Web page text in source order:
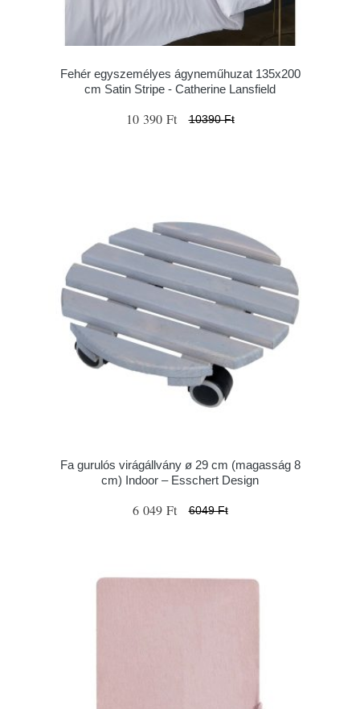
Fehér egyszemélyes ágyneműhuzat 135x200
cm Satin Stripe - Catherine Lansfield
10 390 Ft 10390 Ft
Fa gurulós virágállvány ø 29 cm (magasság 8
cm) Indoor – Esschert Design
6 049 Ft 6049 Ft